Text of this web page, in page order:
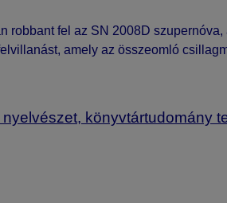
robbant fel az SN 2008D szupernóva,
amely az összeomló
nyelvészet, könyvtártudomány